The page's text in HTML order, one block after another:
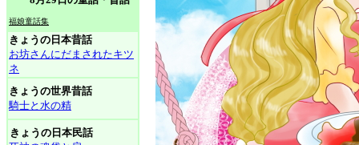
福娘童話集
きょうの日本昔話
お坊さんにだまされたキツ
ネ
きょうの世界昔話
騎士と水の精
きょうの日本民話